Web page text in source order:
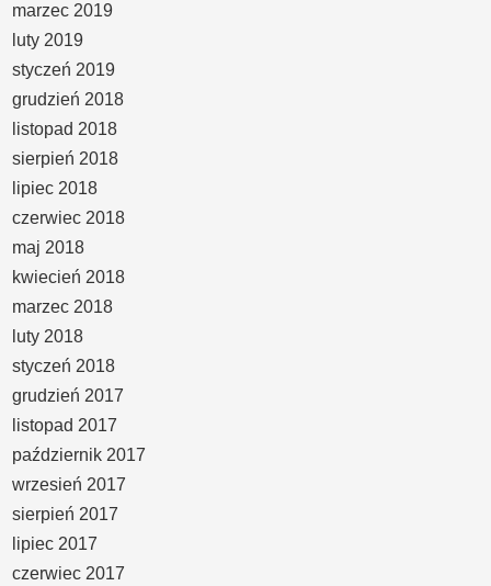
marzec 2019
luty 2019
styczeń 2019
grudzień 2018
listopad 2018
sierpień 2018
lipiec 2018
czerwiec 2018
maj 2018
kwiecień 2018
marzec 2018
luty 2018
styczeń 2018
grudzień 2017
listopad 2017
październik 2017
wrzesień 2017
sierpień 2017
lipiec 2017
czerwiec 2017